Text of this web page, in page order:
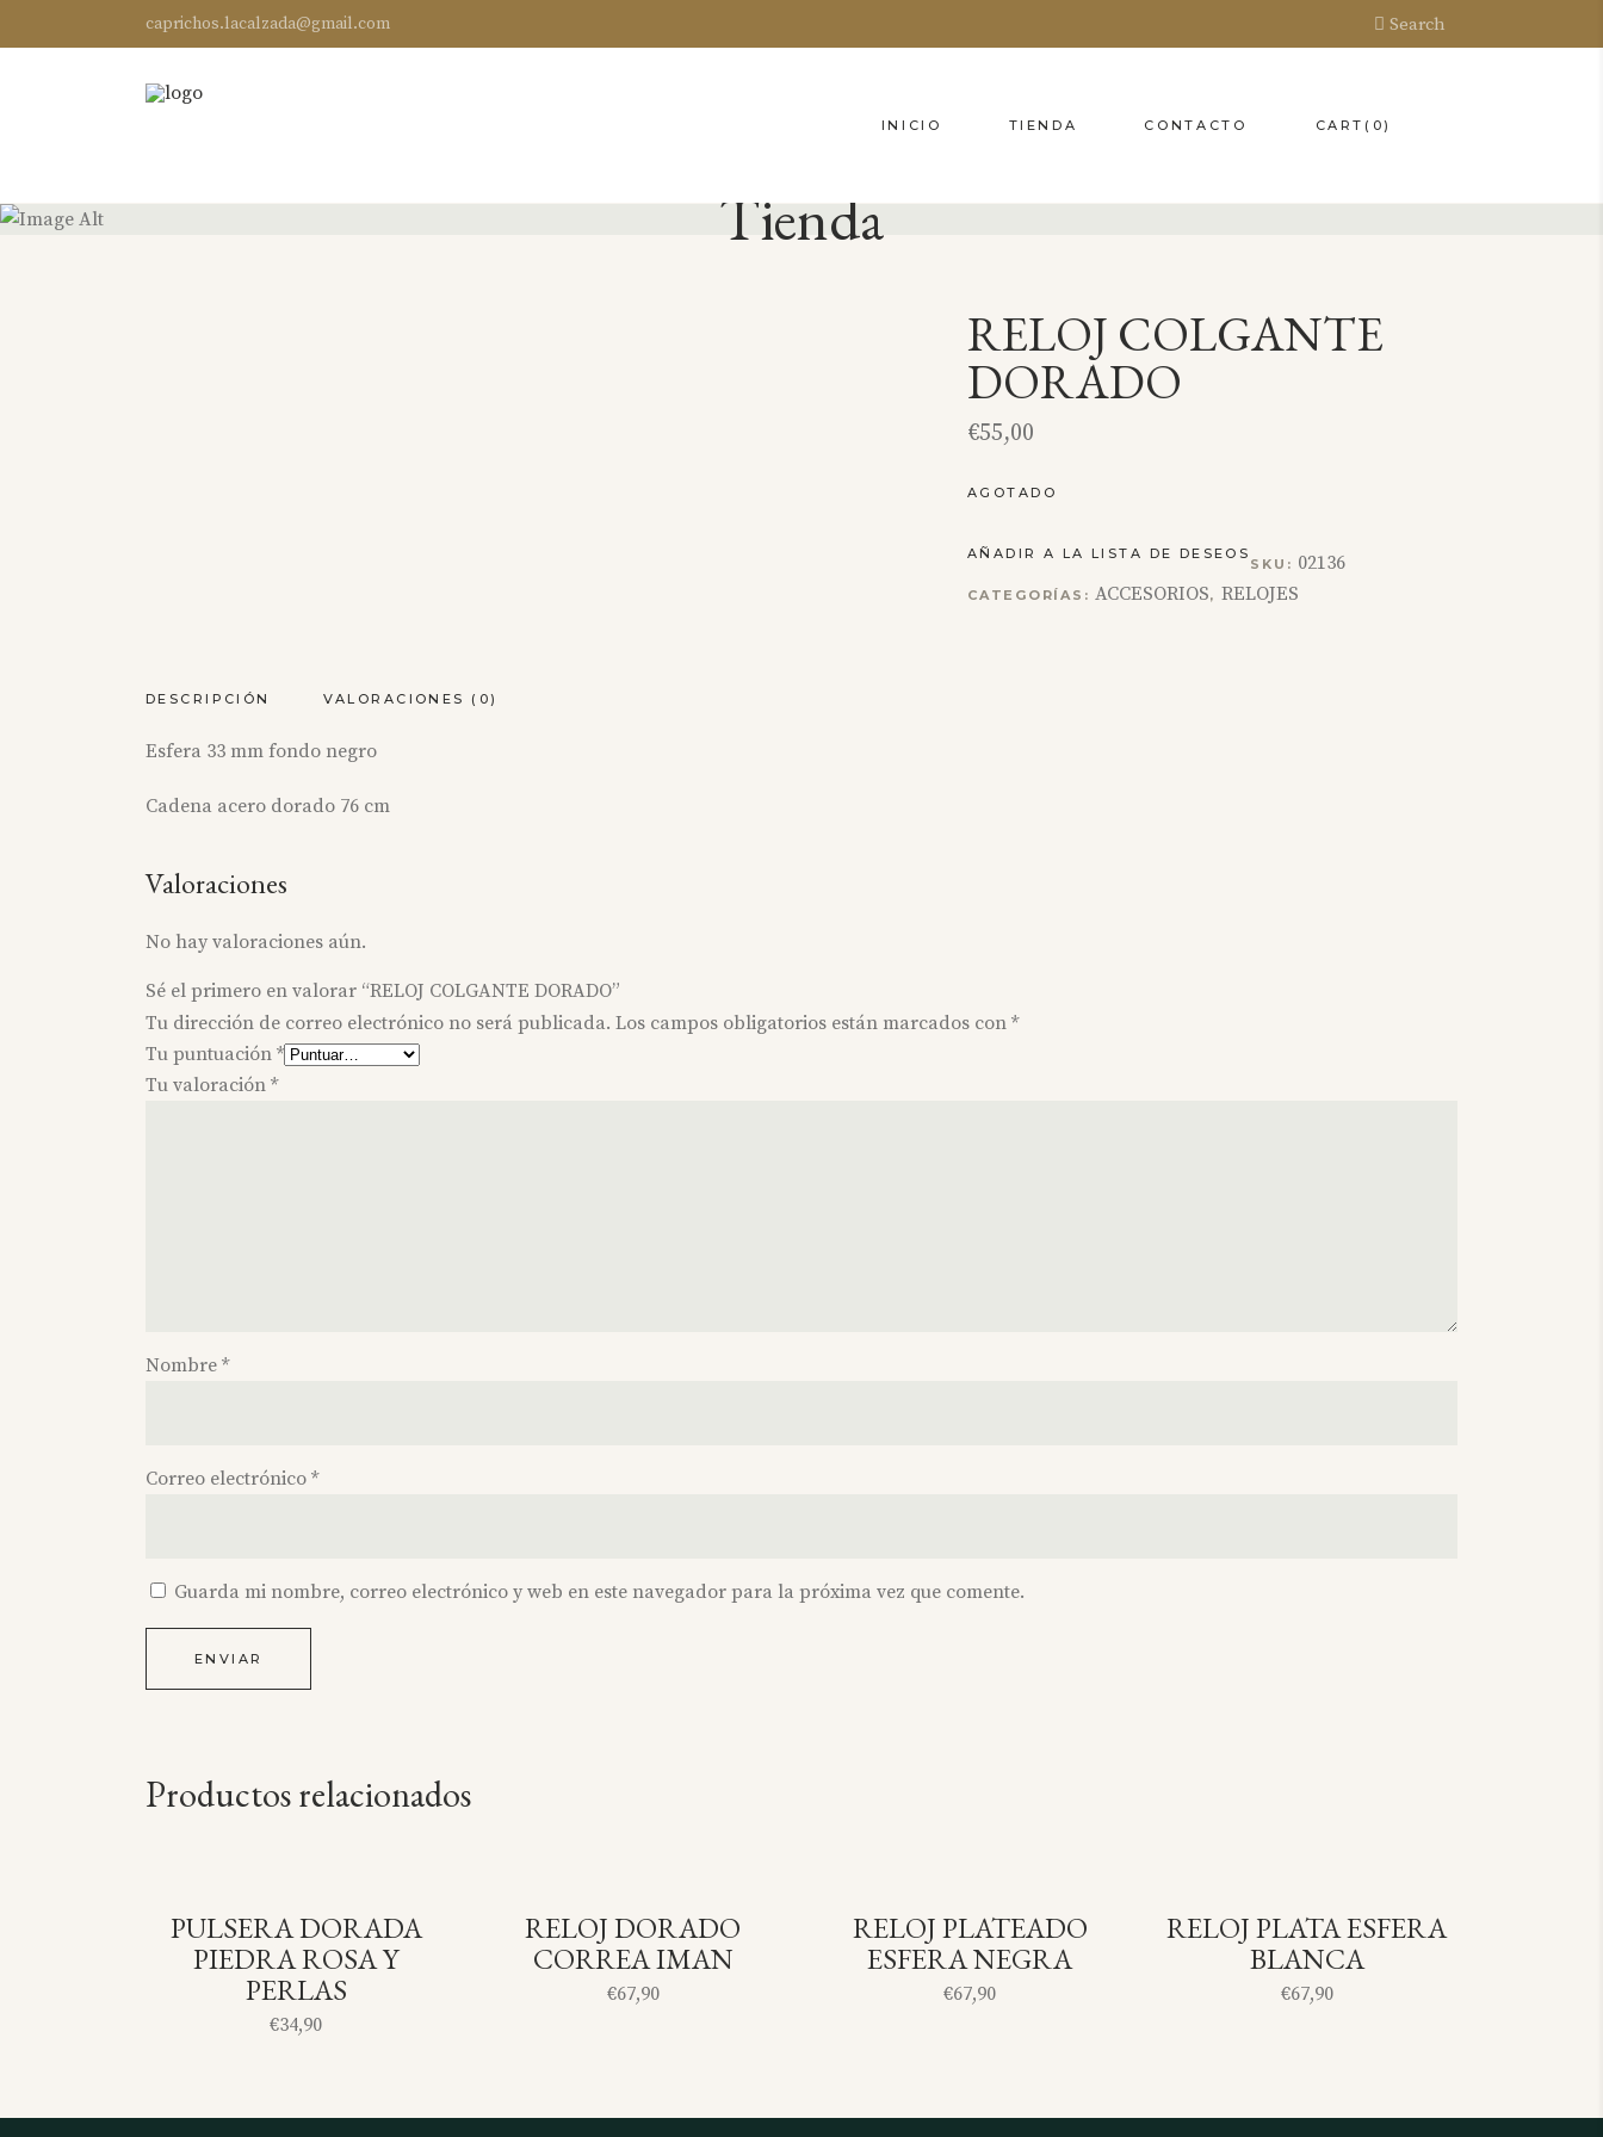
caprichos.lacalzada@gmail.com Search
INICIO TIENDA CONTACTO CART (0)
Tienda
RELOJ COLGANTE
DORADO
€55,00
AGOTADO
AÑADIR A LA LISTA DE DESEOS
SKU: 02136
CATEGORÍAS:ACCESORIOS, RELOJES
DESCRIPCIÓN VALORACIONES (0)
Esfera 33 mm fondo negro
Cadena acero dorado 76 cm
Valoraciones
No hay valoraciones aún.
Sé el primero en valorar “RELOJ COLGANTE DORADO”
Tu dirección de correo electrónico no será publicada. Los campos obligatorios están marcados con *
Tu puntuación *
Tu valoración *
Nombre *
Correo electrónico *
Guarda mi nombre, correo electrónico y web en este navegador para la próxima vez que comente.
Productos relacionados
SOLD
PULSERA DORADA
PIEDRA ROSA Y
PERLAS
€34,90
SOLD
RELOJ DORADO
CORREA IMAN
€67,90
SOLD
RELOJ PLATEADO
ESFERA NEGRA
€67,90
SOLD
RELOJ PLATA ESFERA
BLANCA
€67,90